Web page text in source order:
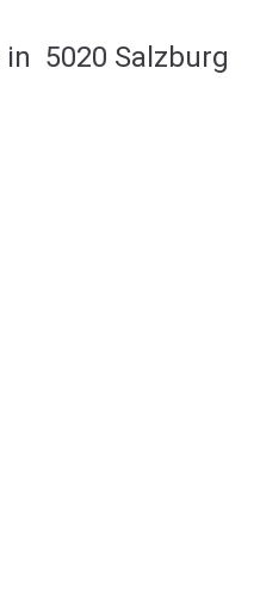
in 5020 Salzburg